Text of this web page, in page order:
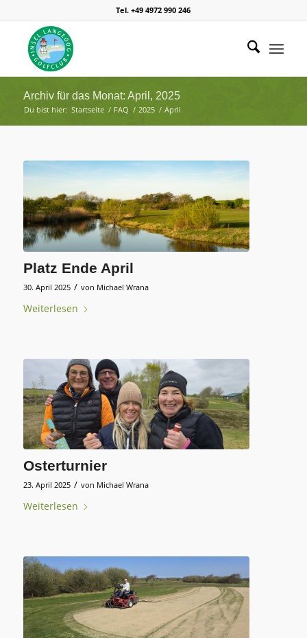
Tel. +49 4972 990 246
Archiv für das Monat: April, 2025
Du bist hier: Startseite / FAQ / 2025 / April
Platz Ende April
30. April 2025 / von Michael Wrana
Weiterlesen
Osterturnier
23. April 2025 / von Michael Wrana
Weiterlesen